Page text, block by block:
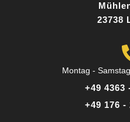
Sandra K.
23738
Montag -
+49 4363
+49 176 -